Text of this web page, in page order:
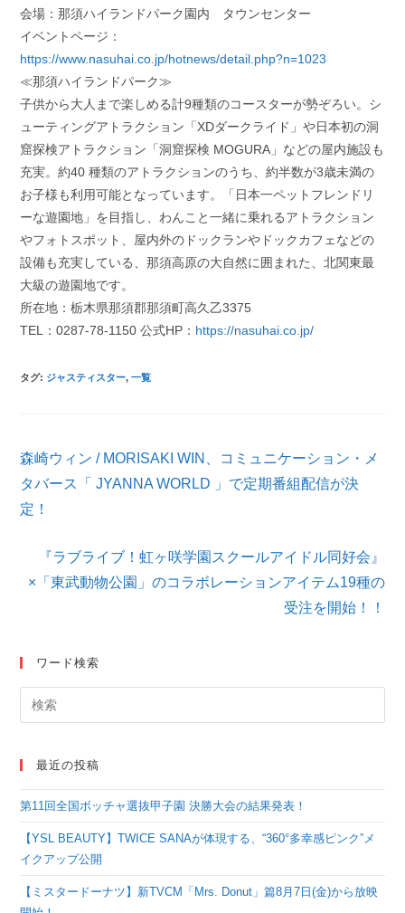
会場：那須ハイランドパーク園内 タウンセンター
イベントページ：
https://www.nasuhai.co.jp/hotnews/detail.php?n=1023
≪那須ハイランドパーク≫
子供から大人まで楽しめる計9種類のコースターが勢ぞろい。シ
ューティングアトラクション「XDダークライド」や日本初の洞
窟探検アトラクション「洞窟探検 MOGURA」などの屋内施設も
充実。約40 種類のアトラクションのうち、約半数が3歳未満の
お子様も利用可能となっています。「日本一ペットフレンドリ
ーな遊園地」を目指し、わんこと一緒に乗れるアトラクション
やフォトスポット、屋内外のドックランやドックカフェなどの
設備も充実している、那須高原の大自然に囲まれた、北関東最
大級の遊園地です。
所在地：栃木県那須郡那須町高久乙3375
TEL：0287-78-1150 公式HP： https://nasuhai.co.jp/
タグ: ジャスティスター, 一覧
そ
の
他
の
記
む
森崎ウィン / MORISAKI WIN、コミュニケーション・メ
タバース「 JYANNA WORLD 」で定期番組配信が決
定！
『ラブライブ！虹ヶ咲学園スクールアイドル同好会』
×「東武動物公園」のコラボレーションアイテム19種の
受注を開始！！
ワード検索
最近の投稿
第11回全国ボッチャ選抜甲子園 決勝大会の結果発表！
【YSL BEAUTY】TWICE SANAが体現する、“360°多幸感ピンク”メ
イクアップ公開
【ミスタードーナツ】新TVCM「Mrs. Donut」篇8月7日(金)から放映